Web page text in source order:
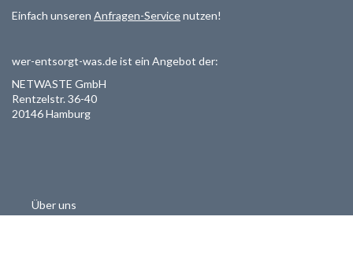
Einfach unseren Anfragen-Servicenutzen!
wer-entsorgt-was.de ist ein Angebot der:
NETWASTE GmbH
Rentzelstr. 36-40
20146 Hamburg
Über uns